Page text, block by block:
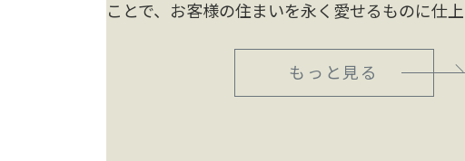
ことで、お客様の住まいを永く愛せるものに仕上
もっと見る